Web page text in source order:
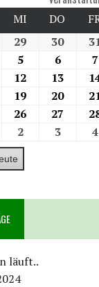
MI DO
29 30
5 6 7
12 13
19 20
26 27
2 3 4
läuft..